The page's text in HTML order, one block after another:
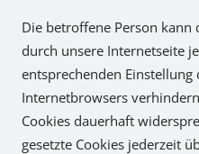
Die betroffene Person kann
durch unsere Internetseite
entsprechenden Einstellung
Internetbrowsers
Cookies dauerhaft
gesetzte Cookies jederzeit